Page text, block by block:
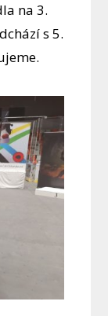
na 3.
s 5.